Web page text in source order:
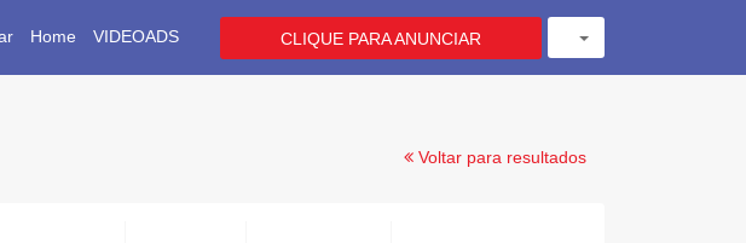
Home VIDEOADS CLIQUE PARA ANUNCIAR
Voltar para resultados